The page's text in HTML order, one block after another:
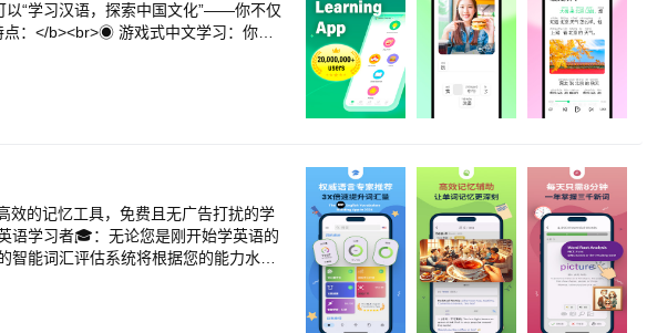
以“学习汉语，探索中国文化”——你不仅
：</b><br>◉ 游戏式中文学习：你永
讲者主讲！<br>◉ 融入中华文化教育的
。<br>◉ 专为更快学习汉字而设计的
音）课程。<br>◉ 精简课程，强化您
以阻止你掌握中文。今天就开始您的
<br>隐私政策：http://www.hellochin
如果高级用户需要任何帮助，可以
效的记忆工具，免费且无广告打扰的学
智能词汇评估系统将根据您的能力水
，并且比传统学习方法节省了高达8